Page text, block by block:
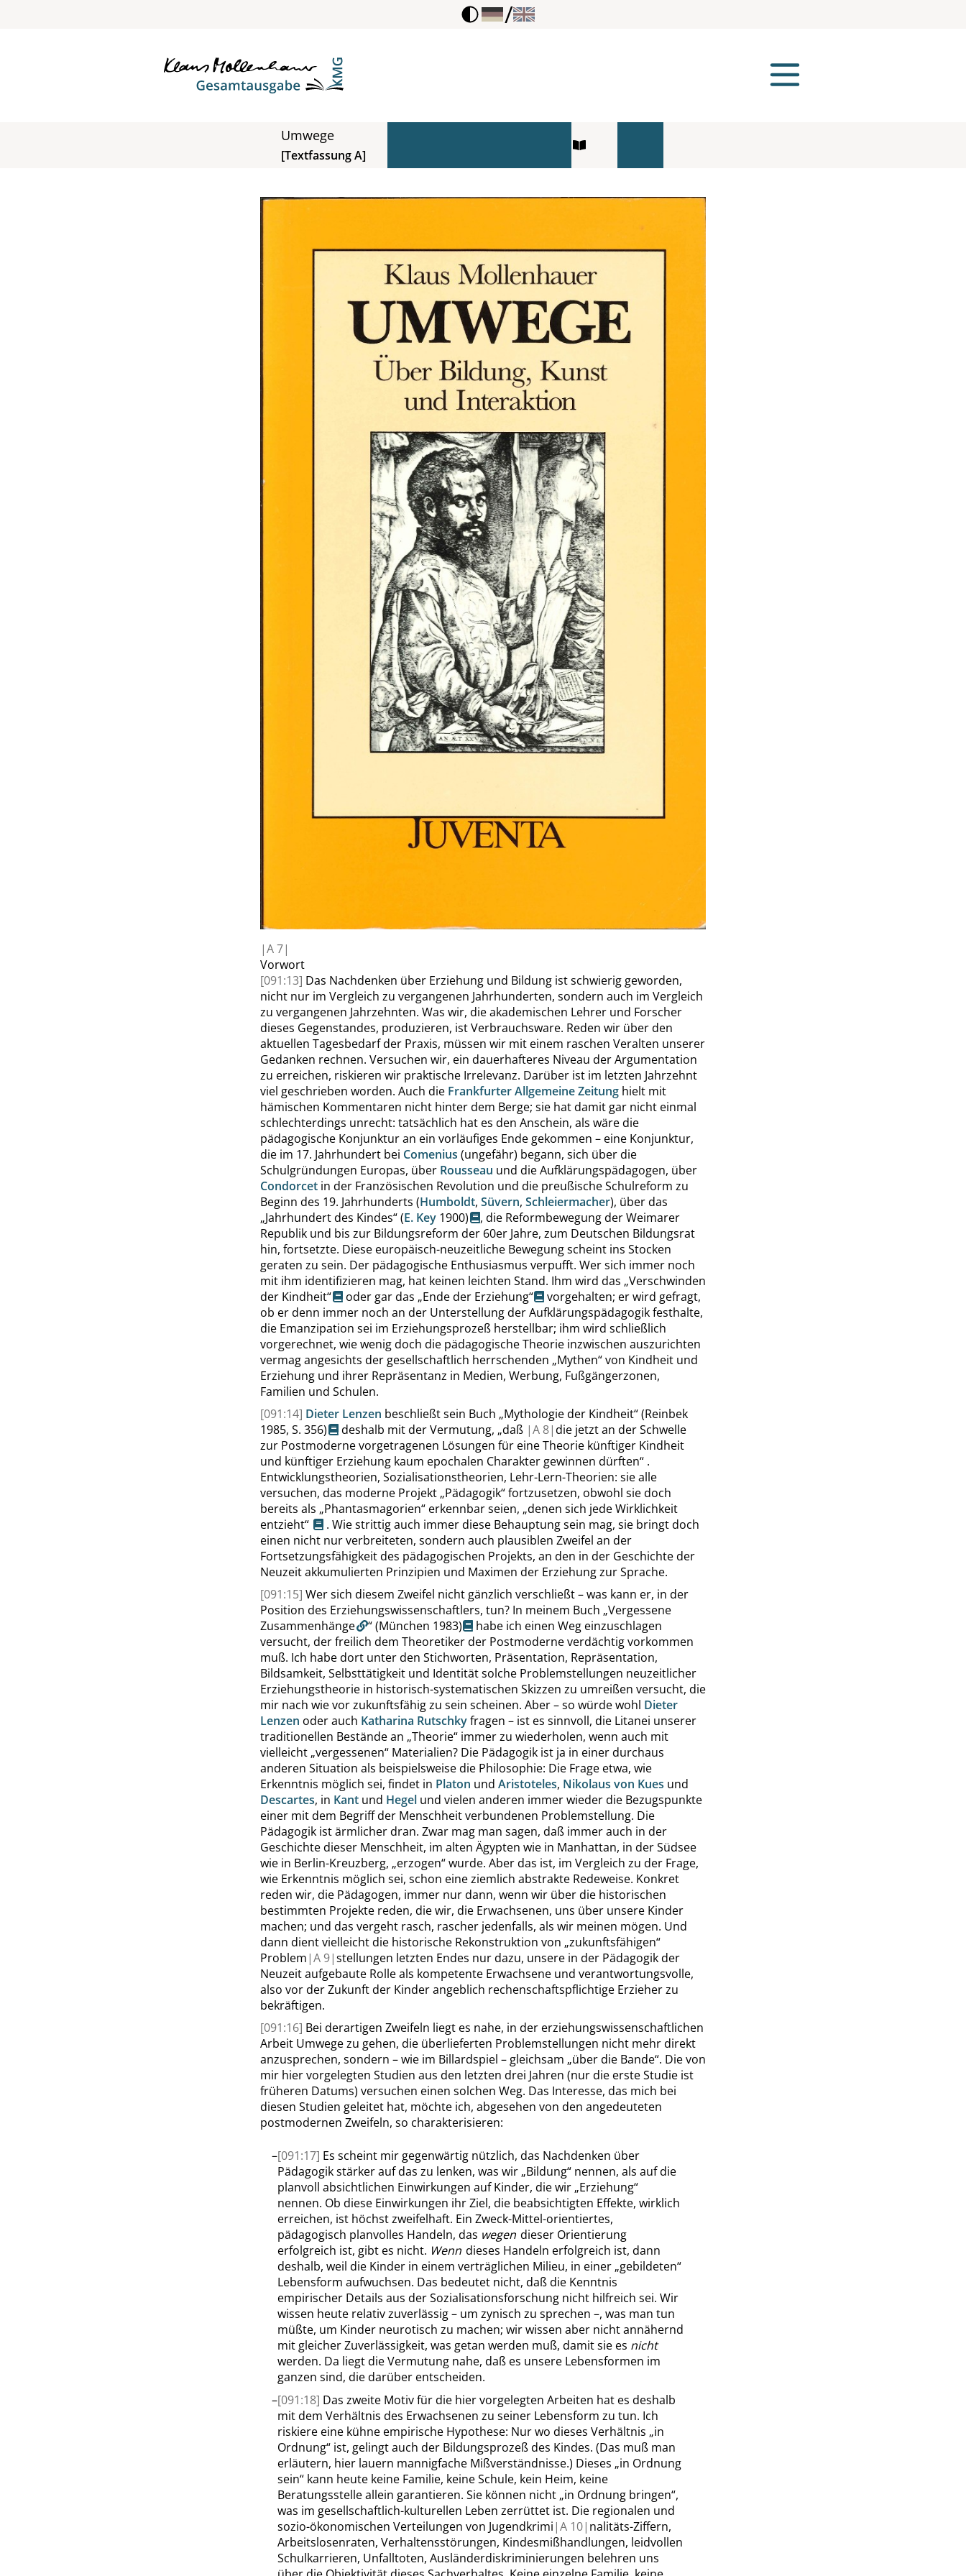
/
Umwege
[Textfassung A]
|A7|
Vorwort
[091:13] Das Nachdenken über Erziehung und Bildung ist schwierig geworden,
nicht nur im Vergleich zu vergangenen Jahrhunderten, sondern auch im Vergleich
zu vergangenen Jahrzehnten. Was wir, die akademischen Lehrer und Forscher
dieses Gegenstandes, produzieren, ist Verbrauchsware. Reden wir über den
aktuellen Tagesbedarf der Praxis, müssen wir mit einem raschen Veralten unserer
Gedanken rechnen. Versuchen wir, ein dauerhafteres Niveau der Argumentation
zu erreichen, riskieren wir praktische Irrelevanz. Darüber ist im letzten Jahrzehnt
viel geschrieben worden. Auch die Frankfurter Allgemeine Zeitung hielt mit
hämischen Kommentaren nicht hinter dem Berge; sie hat damit gar nicht einmal
schlechterdings unrecht: tatsächlich hat es den Anschein, als wäre die
pädagogische Konjunktur an ein vorläufiges Ende gekommen – eine Konjunktur,
die im 17. Jahrhundert bei Comenius (ungefähr) begann, sich über die
Schulgründungen Europas, über Rousseau und die Aufklärungspädagogen, über
Condorcet in der Französischen Revolution und die preußische Schulreform zu
Beginn des 19. Jahrhunderts (Humboldt, Süvern, Schleiermacher), über das
„Jahrhundert des Kindes“(E. Key 1900)
, die Reformbewegung der Weimarer
Republik und bis zur Bildungsreform der 60er Jahre, zum Deutschen Bildungsrat
hin, fortsetzte. Diese europäisch-neuzeitliche Bewegung scheint ins Stocken
geraten zu sein. Der pädagogische Enthusiasmus verpufft. Wer sich immer noch
mit ihm identifizieren mag, hat keinen leichten Stand. Ihm wird das „Verschwinden
der Kindheit“ oder gar das „Ende der Erziehung“
vorgehalten; er wird gefragt,
ob er denn immer noch an der Unterstellung der Aufklärungspädagogik festhalte,
die Emanzipation sei im Erziehungsprozeß herstellbar; ihm wird schließlich
vorgerechnet, wie wenig doch die pädagogische Theorie inzwischen auszurichten
vermag angesichts der gesellschaftlich herrschenden „Mythen“von Kindheit und
Erziehung und ihrer Repräsentanz in Medien, Werbung, Fußgängerzonen,
Familien und Schulen.
[091:14] Dieter Lenzen beschließt sein Buch „Mythologie der Kindheit“(Reinbek
1985, S. 356) deshalb mit der Vermutung, „daß |A8|die jetzt an der Schwelle
zur Postmoderne vorgetragenen Lösungen für eine Theorie künftiger Kindheit
und künftiger Erziehung kaum epochalen Charakter gewinnen dürften“ .
Entwicklungstheorien, Sozialisationstheorien, Lehr-Lern-Theorien: sie alle
versuchen, das moderne Projekt „Pädagogik“fortzusetzen, obwohl sie doch
bereits als „Phantasmagorien“ erkennbar seien, „denen sich jede Wirklichkeit
entzieht“
. Wie strittig auch immer diese Behauptung sein mag, sie bringt doch
einen nicht nur verbreiteten, sondern auch plausiblen Zweifel an der
Fortsetzungsfähigkeit des pädagogischen Projekts, an den in der Geschichte der
Neuzeit akkumulierten Prinzipien und Maximen der Erziehung zur Sprache.
[091:15] Wer sich diesem Zweifel nicht gänzlich verschließt – was kann er, in der
Position des Erziehungswissenschaftlers, tun? In meinem Buch „Vergessene
Zusammenhänge
“(München 1983)
habe ich einen Weg einzuschlagen
versucht, der freilich dem Theoretiker der Postmoderne verdächtig vorkommen
muß. Ich habe dort unter den Stichworten, Präsentation, Repräsentation,
Bildsamkeit, Selbsttätigkeit und Identität solche Problemstellungen neuzeitlicher
Erziehungstheorie in historisch-systematischen Skizzen zu umreißen versucht, die
mir nach wie vor zukunftsfähig zu sein scheinen. Aber –so würde wohl Dieter
Lenzen oder auch Katharina Rutschkyfragen – ist es sinnvoll, die Litanei unserer
traditionellen Bestände an „Theorie“ immer zu wiederholen, wenn auch mit
vielleicht „vergessenen“ Materialien? Die Pädagogik ist ja in einer durchaus
anderen Situation als beispielsweise die Philosophie: Die Frage etwa, wie
Erkenntnis möglich sei, findet in Platon und Aristoteles, Nikolaus von Kues und
Descartes, in Kant und Hegel und vielen anderen immer wieder die Bezugspunkte
einer mit dem Begriff der Menschheit verbundenen Problemstellung. Die
Pädagogik ist ärmlicher dran. Zwar mag man sagen, daß immer auch in der
Geschichte dieser Menschheit, im alten Ägypten wie in Manhattan, in der Südsee
wie in Berlin-Kreuzberg, „erzogen“wurde. Aber das ist, im Vergleich zu der Frage,
wie Erkenntnis möglich sei, schon eine ziemlich abstrakte Redeweise. Konkret
reden wir, die Pädagogen, immer nur dann, wenn wir über die historischen
bestimmten Projekte reden, die wir, die Erwachsenen, uns über unsere Kinder
machen; und das vergeht rasch, rascher jedenfalls, als wir meinen mögen. Und
dann dient vielleicht die historische Rekonstruktion von „zukunftsfähigen“
Problem |A 9|stellungen letzten Endes nur dazu, unsere in der Pädagogik der
Neuzeit aufgebaute Rolle als kompetente Erwachsene und verantwortungsvolle,
also vor der Zukunft der Kinder angeblich rechenschaftspflichtige Erzieher zu
bekräftigen.
[091:16] Bei derartigen Zweifeln liegt es nahe, in der erziehungswissenschaftlichen
Arbeit Umwege zu gehen, die überlieferten Problemstellungen nicht mehr direkt
anzusprechen, sondern – wie im Billardspiel – gleichsam „über die Bande“. Die von
mir hier vorgelegten Studien aus den letzten drei Jahren (nur die erste Studie ist
früheren Datums) versuchen einen solchen Weg. Das Interesse, das mich bei
diesen Studien geleitet hat, möchte ich, abgesehen von den angedeuteten
postmodernen Zweifeln, so charakterisieren:
–[091:17] Es scheint mir gegenwärtig nützlich, das Nachdenken über
Pädagogik stärker auf das zu lenken, was wir „Bildung“ nennen, als auf die
planvoll absichtlichen Einwirkungen auf Kinder, die wir „Erziehung“
nennen. Ob diese Einwirkungen ihr Ziel, die beabsichtigten Effekte, wirklich
erreichen, ist höchst zweifelhaft. Ein Zweck-Mittel-orientiertes,
pädagogisch planvolles Handeln, das wegen dieser Orientierung
erfolgreich ist, gibt es nicht. Wenn dieses Handeln erfolgreich ist, dann
deshalb, weil die Kinder in einem verträglichen Milieu, in einer „gebildeten“
Lebensform aufwuchsen. Das bedeutet nicht, daßdie Kenntnis
empirischer Details aus der Sozialisationsforschung nicht hilfreich sei. Wir
wissen heute relativ zuverlässig – um zynisch zu sprechen –, was man tun
müßte, um Kinder neurotisch zu machen; wir wissen aber nicht annähernd
mit gleicher Zuverlässigkeit, was getan werden muß, damit sie es nicht
werden. Da liegt die Vermutung nahe, daß es unsere Lebensformen im
ganzen sind, die darüber entscheiden.
–[091:18] Das zweite Motiv für die hier vorgelegten Arbeiten hat es deshalb
mit dem Verhältnis des Erwachsenen zu seiner Lebensform zu tun. Ich
riskiere eine kühne empirische Hypothese: Nur wo dieses Verhältnis „in
Ordnung“ ist, gelingt auch der Bildungsprozeß des Kindes. (Das muß man
erläutern, hier lauern mannigfache Mißverständnisse.) Dieses „in Ordnung
sein“ kann heute keine Familie, keine Schule, kein Heim, keine
Beratungsstelle allein garantieren. Sie können nicht „in Ordnung bringen“,
was im gesellschaftlich-kulturellen Leben zerrüttet ist. Die regionalen und
sozio-ökonomischen Verteilungen von Jugendkrimi |A 10| nalitäts-Ziffern,
Arbeitslosenraten, Verhaltensstörungen, Kindesmißhandlungen, leidvollen
Schulkarrieren, Unfalltoten, Ausländerdiskriminierungen belehren uns